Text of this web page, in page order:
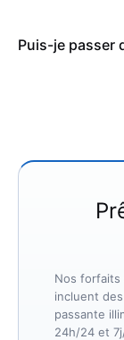
Puis-je passer
Nos forfaits
incluent
passante
24h/24 et